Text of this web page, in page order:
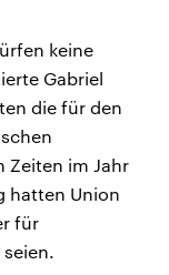
keine
Gabriel
die für den
Zeiten im Jahr
hatten Union
für